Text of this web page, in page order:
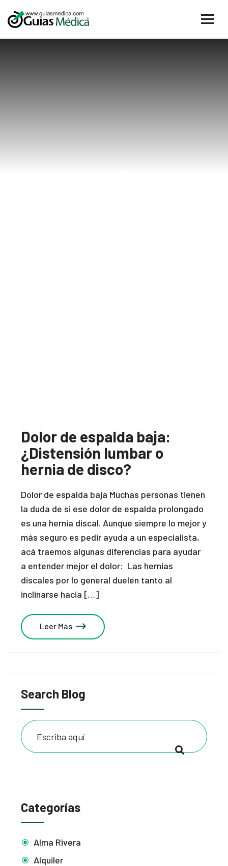
Search Blog
Categorías
Alma Rivera
Alquiler
Dolor de espalda baja:
¿Distensión lumbar o
hernia de disco?
Dolor de espalda baja Muchas personas tienen
la duda de si ese dolor de espalda prolongado
es una hernia discal. Aunque siempre lo mejor y
más seguro es pedir ayuda a un especialista,
acá traemos algunas diferencias para ayudar
a entender mejor el dolor: Las hernias
discales por lo general duelen tanto al
inclinarse hacia […]
Leer Más